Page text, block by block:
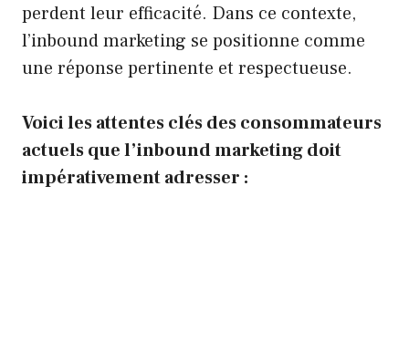
perdent leur efficacité. Dans ce contexte,
l’inbound marketing se positionne comme
une réponse pertinente et respectueuse.
Voici les attentes clés des consommateurs
actuels que l’inbound marketing doit
impérativement adresser :